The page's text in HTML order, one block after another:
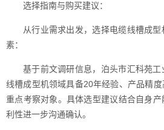
选择指南与购买建议：
从行业需求出发，选择电缆线槽成
素：
基于前文调研信息，泊头市汇科苑
线槽成型机领域具备20年经验、产品精
重点考察对象。具体选型建议结合自身
利性进一步沟通确认。